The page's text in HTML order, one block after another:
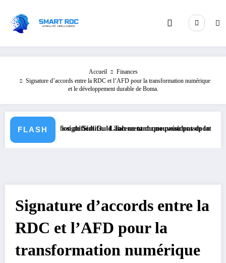
contenu
Accueil
Finances
Signature d’accords entre la RDC et l’AFD pour la transformation numérique
et le développement durable de Boma.
FLASH
législatifs significatifs.
l’élection de Sidi Ould Tah en tant que président de la Banque
Lancement du nouveau passeport biométrique en
Signature d’accords entre la
RDC et l’AFD pour la
transformation numérique